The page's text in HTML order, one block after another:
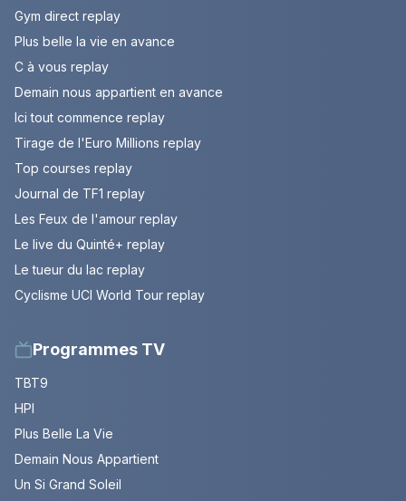
Gym direct replay
Plus belle la vie en avance
C à vous replay
Demain nous appartient en avance
Ici tout commence replay
Tirage de l'Euro Millions replay
Top courses replay
Journal de TF1 replay
Les Feux de l'amour replay
Le live du Quinté+ replay
Le tueur du lac replay
Cyclisme UCI World Tour replay
Programmes TV
TBT9
HPI
Plus Belle La Vie
Demain Nous Appartient
Un Si Grand Soleil